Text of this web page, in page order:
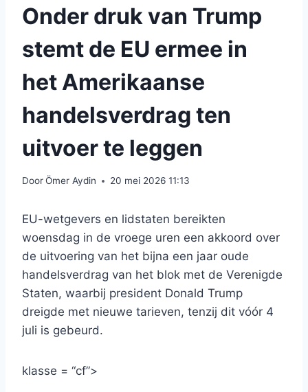
Onder druk van Trump
stemt de EU ermee in
het Amerikaanse
handelsverdrag ten
uitvoer te leggen
DoorÖmer Aydin 20 mei 2026 11:13
EU-wetgevers en lidstaten bereikten
woensdag in de vroege uren een akkoord over
de uitvoering van het bijna een jaar oude
handelsverdrag van het blok met de Verenigde
Staten, waarbij president Donald Trump
dreigde met nieuwe tarieven, tenzij dit vóór 4
juli is gebeurd.
klasse = “cf”>